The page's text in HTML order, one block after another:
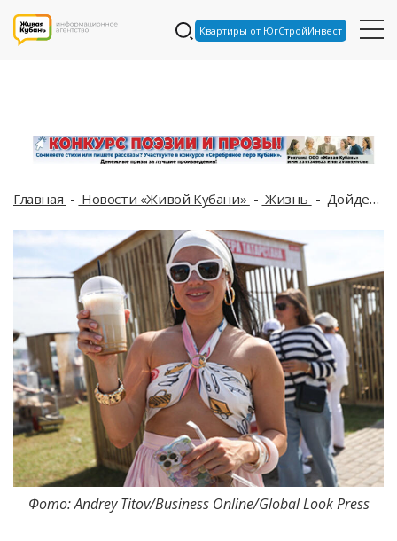
Квартиры от ЮгСтройИнвест
Главная Новости «Живой Кубани» Жизнь Дойдет ли прохладный циклон из Москвы до Краснодара, рассказали синоптики
Фото: Andrey Titov/Business Online/Global Look Press